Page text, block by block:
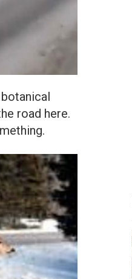
road here.